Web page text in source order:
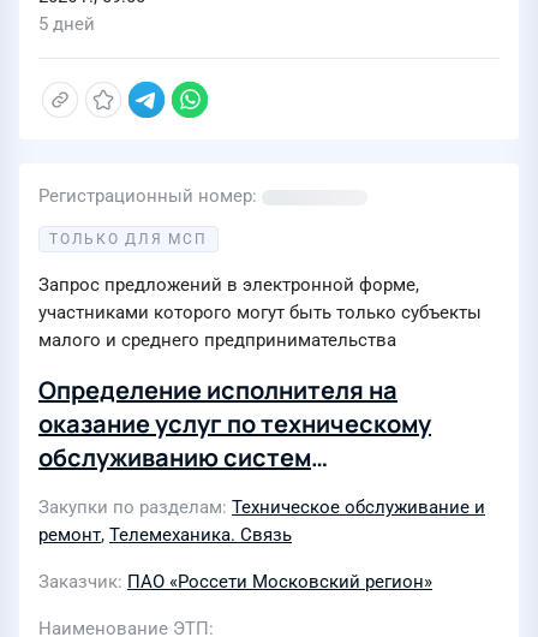
5 дней
Регистрационный номер
ТОЛЬКО ДЛЯ МСП
Запрос предложений в электронной форме,
участниками которого могут быть только субъекты
малого и среднего предпринимательства
Определение исполнителя на
оказание услуг по техническому
обслуживанию систем
гарантированного и бесперебойного
электропитания узлов связи ВЭС для
Московский регион" - Восточные
электрические сети в 2027г
Закупки по разделам Техническое обслуживание и
ремонт, Телемеханика. Связь
Заказчик ПАО «Россети Московский регион»
Наименование ЭТП